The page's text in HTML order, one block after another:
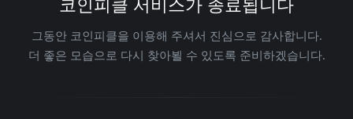
코인피클 서비스가 종료됩니다
그동안 코인피클을 이용해 주셔서 진심으로 감사합니다.
더 좋은 모습으로 다시 찾아뵐 수 있도록 준비하겠습니다.